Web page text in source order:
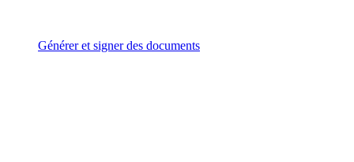
Générer et signer des documents